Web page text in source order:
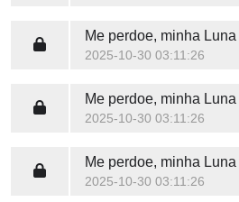
Me perdoe, minha Luna
2025-10-30 03:11:26
Me perdoe, minha Luna
2025-10-30 03:11:26
Me perdoe, minha Luna
2025-10-30 03:11:26